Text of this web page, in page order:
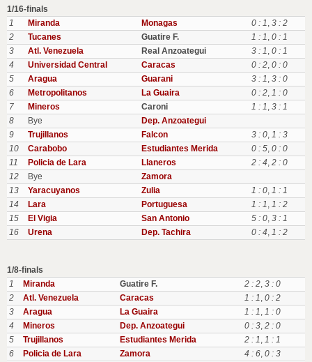
1/16-finals
1
Miranda Monagas 0 : 1, 3 : 2
2
Tucanes Guatire F. 1 : 1, 0 : 1
3
Atl. Venezuela Real Anzoategui 3 : 1, 0 : 1
4
Universidad Central Caracas 0 : 2, 0 : 0
5
Aragua Guarani 3 : 1, 3 : 0
6
Metropolitanos La Guaira 0 : 2, 1 : 0
7
Mineros Caroni 1 : 1, 3 : 1
8
Bye
Dep. Anzoategui
9
Trujillanos Falcon 3 : 0, 1 : 3
10
Carabobo Estudiantes Merida 0 : 5, 0 : 0
11
Policia de Lara Llaneros 2 : 4, 2 : 0
12
Bye
Zamora
13
Yaracuyanos Zulia 1 : 0, 1 : 1
14
Lara Portuguesa 1 : 1, 1 : 2
15
El Vigia San Antonio 5 : 0, 3 : 1
16
Urena Dep. Tachira 0 : 4, 1 : 2
1/8-finals
1
Miranda Guatire F. 2 : 2, 3 : 0
2
Atl. Venezuela Caracas 1 : 1, 0 : 2
3
Aragua La Guaira 1 : 1, 1 : 0
4
Mineros Dep. Anzoategui 0 : 3, 2 : 0
5
Trujillanos Estudiantes Merida 2 : 1, 1 : 1
6
Policia de Lara Zamora 4 : 6, 0 : 3